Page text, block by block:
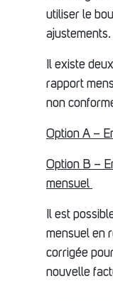
utiliser le
ajustements.
Il existe
rapport
non
Option A –
Option B –
mensuel
Il est
mensuel en
corrigée
nouvelle